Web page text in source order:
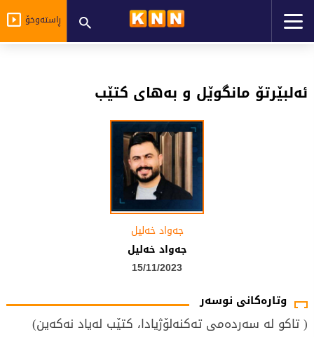
ڕاستەوخۆ
ئەلبێرتۆ مانگوێل و بەهای کتێب
جەواد خەلیل
جەواد خەلیل
15/11/2023
وتارەکانی نوسەر
( تاکو لە سەردەمی تەکنەلۆژیادا، کتێب لەیاد نەکەین)